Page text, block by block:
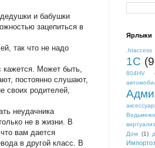
и бабушки
зацепиться в
так что не надо
кажется. Может быть,
постоянно слушают,
своих родителей,
неудачника
не в жизни. В
вам дается
в другой класс. В
Ярлыки
.htaccess
1С
804HV
Дом (1)